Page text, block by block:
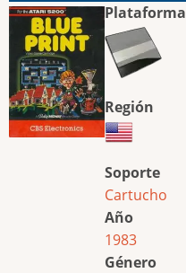
Plataforma
Región
Soporte
Cartucho
Año
1983
Género